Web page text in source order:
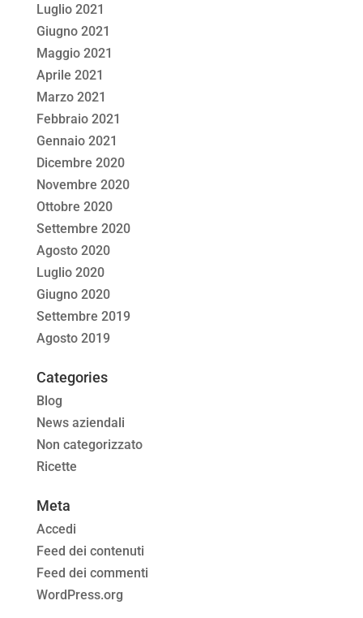
Luglio 2021
Giugno 2021
Maggio 2021
Aprile 2021
Marzo 2021
Febbraio 2021
Gennaio 2021
Dicembre 2020
Novembre 2020
Ottobre 2020
Settembre 2020
Agosto 2020
Luglio 2020
Giugno 2020
Settembre 2019
Agosto 2019
Categories
Blog
News aziendali
Non categorizzato
Ricette
Meta
Accedi
Feed dei contenuti
Feed dei commenti
WordPress.org